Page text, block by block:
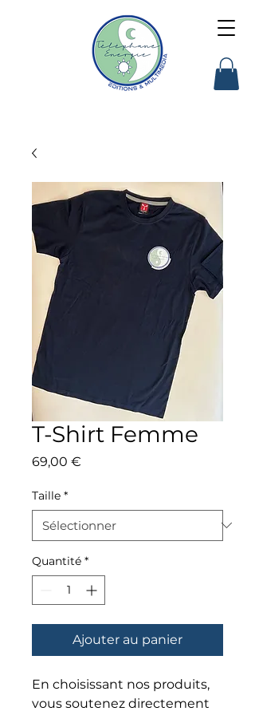
T-Shirt Femme
69,00 €
Taille *
Quantité *
Ajouter au panier
En choisissant nos produits,
vous soutenez directement